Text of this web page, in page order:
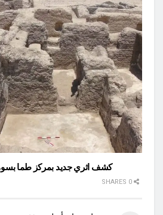
كشف اثري جديد بمركز طما